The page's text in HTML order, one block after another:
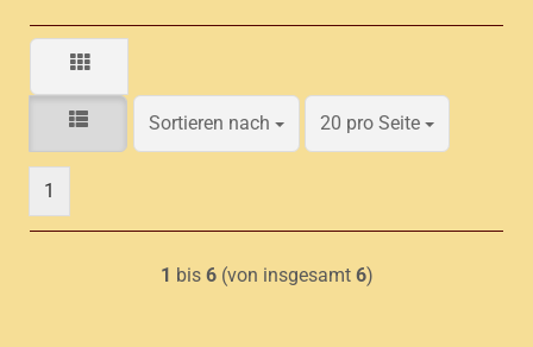
Sortieren nach
Sortieren nach 20 pro Seite
pro Seite
1
1 bis 6(von insgesamt 6)